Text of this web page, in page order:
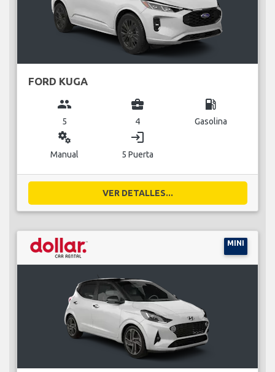
FORD KUGA
group
5
business_center
4
local_gas_station
Gasolina
miscellaneous_services
Manual
login
5 Puerta
VER DETALLES...
MINI